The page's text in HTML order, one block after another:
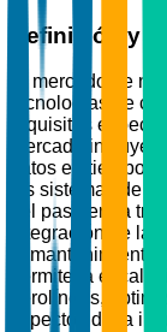
Definición y
El mercado de
tecnologías de
requisitos
mercado incluye
datos en tiempo
los sistemas de
del pasajero a
integración de la
el
permite la
aerolíneas,
aspectos de la